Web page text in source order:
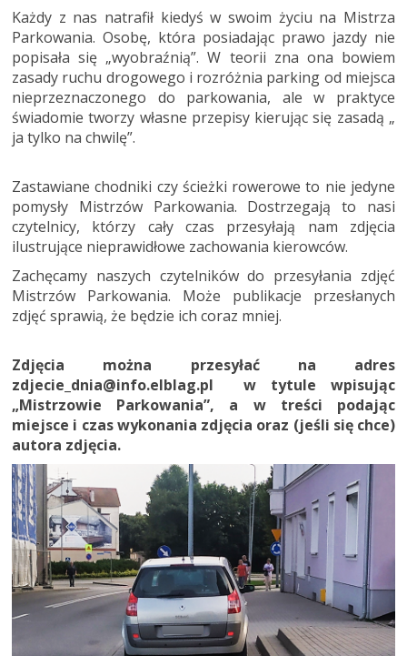
Każdy z nas natrafił kiedyś w swoim życiu na Mistrza
Parkowania. Osobę, która posiadając prawo jazdy nie
popisała się „wyobraźnią”. W teorii zna ona bowiem
zasady ruchu drogowego i rozróżnia parking od miejsca
nieprzeznaczonego do parkowania, ale w praktyce
świadomie tworzy własne przepisy kierując się zasadą „
ja tylko na chwilę”.
Zastawiane chodniki czy ścieżki rowerowe to nie jedyne
pomysły Mistrzów Parkowania. Dostrzegają to nasi
czytelnicy, którzy cały czas przesyłają nam zdjęcia
ilustrujące nieprawidłowe zachowania kierowców.
Zachęcamy naszych czytelników do przesyłania zdjęć
Mistrzów Parkowania. Może publikacje przesłanych
zdjęć sprawią, że będzie ich coraz mniej.
Zdjęcia można przesyłać na adres
zdjecie_dnia@info.elblag.pl w tytule wpisując
„Mistrzowie Parkowania”, a w treści podając
miejsce i czas wykonania zdjęcia oraz (jeśli się chce)
autora zdjęcia.